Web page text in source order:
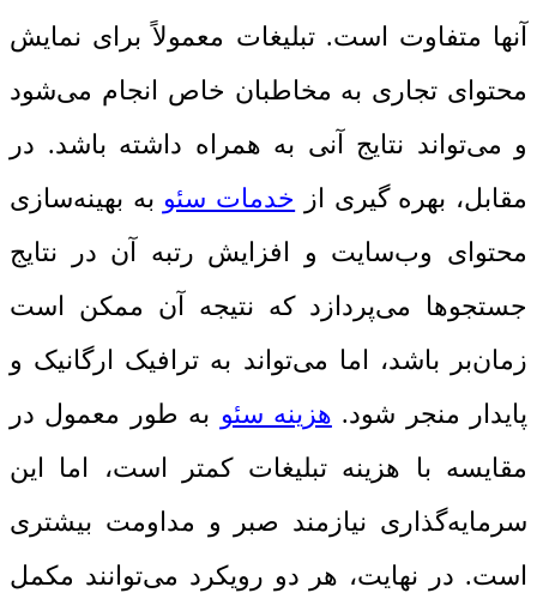
آنها متفاوت است. تبلیغات معمولاً برای نمایش
محتوای تجاری به مخاطبان خاص انجام می‌شود
و می‌تواند نتایج آنی به همراه داشته باشد. در
مقابل، بهره گیری از خدمات سئو به بهینه‌سازی
محتوای وب‌سایت و افزایش رتبه آن در نتایج
جستجوها می‌پردازد که نتیجه آن ممکن است
زمان‌بر باشد، اما می‌تواند به ترافیک ارگانیک و
پایدار منجر شود. هزینه سئو به طور معمول در
مقایسه با هزینه تبلیغات کمتر است، اما این
سرمایه‌گذاری نیازمند صبر و مداومت بیشتری
است. در نهایت، هر دو رویکرد می‌توانند مکمل